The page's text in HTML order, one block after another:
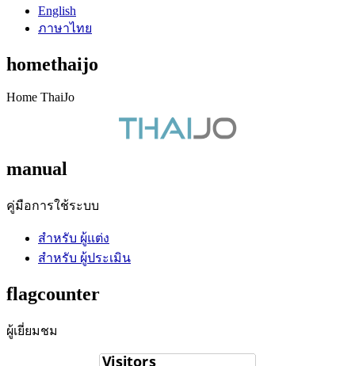
English
ภาษาไทย
homethaijo
Home ThaiJo
manual
คู่มือการใช้ระบบ
สำหรับ ผู้แต่ง
สำหรับ ผู้ประเมิน
flagcounter
ผู้เยี่ยมชม